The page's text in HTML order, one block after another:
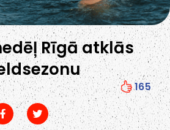
Rīgā atklās
165